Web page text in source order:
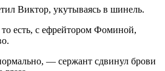
Виктор, укутываясь в шинель.
есть, с ефрейтором Фоминой,
— сержант сдвинул брови